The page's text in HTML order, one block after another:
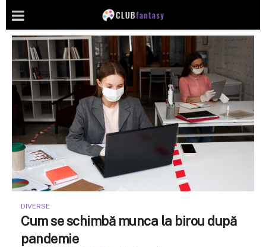
DIVERSE
Cum se schimbă munca la birou după
pandemie